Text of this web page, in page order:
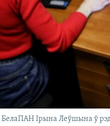
Ірына Леўшына ў